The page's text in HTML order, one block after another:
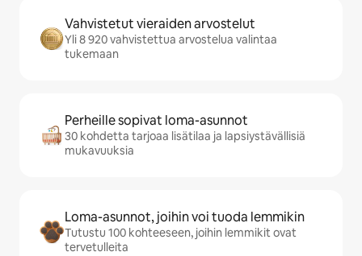
Vahvistetut vieraiden arvostelut
Yli 8 920 vahvistettua arvostelua valintaa
tukemaan
Perheille sopivat loma-asunnot
30 kohdetta tarjoaa lisätilaa ja lapsiystävällisiä
mukavuuksia
Loma-asunnot, joihin voi tuoda lemmikin
Tutustu 100 kohteeseen, joihin lemmikit ovat
tervetulleita